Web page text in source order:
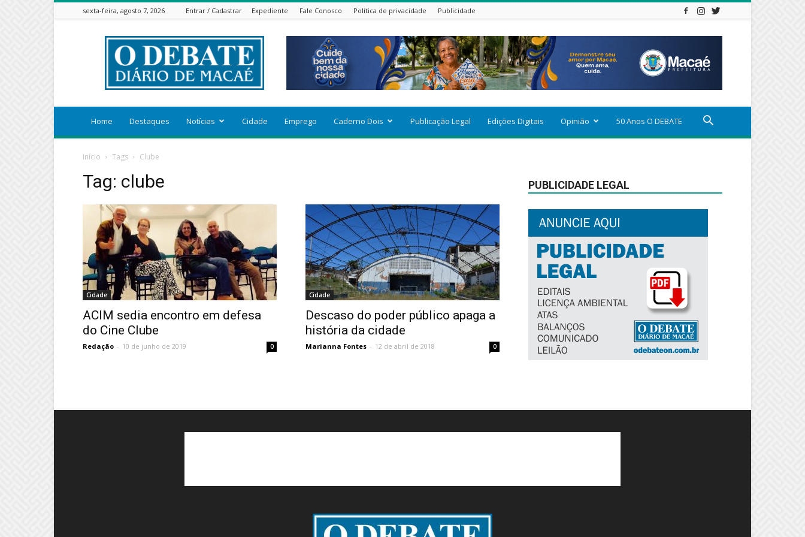
sexta-feira, agosto 7, 2026 Entrar / Cadastrar Expediente Fale Conosco Política de privacidade Publicidade
ODEBATEON
Home Destaques Notícias Cidade Emprego Caderno Dois Publicação Legal Edições Digitais Opinião 50 Anos O DEBATE
Início Tags Clube
Tag: clube
Cidade
ACIM sedia encontro em defesa
do Cine Clube
Redação - 10 de junho de 2019 0
Cidade
Descaso do poder público apaga a
história da cidade
Marianna Fontes - 12 de abril de 2018 0
PUBLICIDADE LEGAL